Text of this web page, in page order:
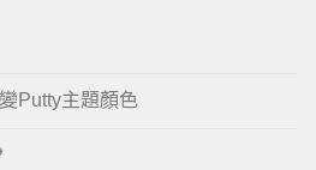
Putty主題顏色